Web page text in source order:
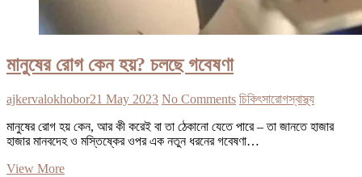
মানুষের রোগ কেন হয়? চলছে গবেষণা
ajkervalokhobor21 May 2023 No Comments চিকিৎসারোগস্বাস্থ্য
মানুষের রোগ হয় কেন, আর কী করেই বা তা ঠেকানো যেতে পারে – তা জানতে হাজার
হাজার মানবদেহ ও মস্তিষ্কের ওপর এক নতুন ধরনের গবেষণা…
View Moreমানুষের